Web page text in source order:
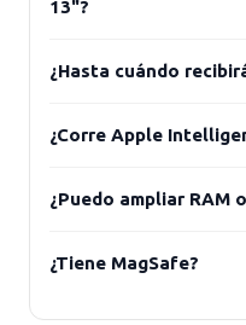
13"?
¿Hasta cuándo
¿Corre Apple
¿Puedo ampliar RAM
¿Tiene MagSafe?